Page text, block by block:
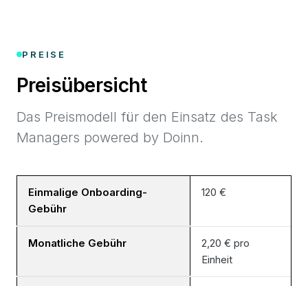
PREISE
Preisübersicht
Das Preismodell für den Einsatz des Task
Managers powered by Doinn.
Einmalige Onboarding-
Gebühr
120 €
Monatliche Gebühr
2,20 € pro
Einheit